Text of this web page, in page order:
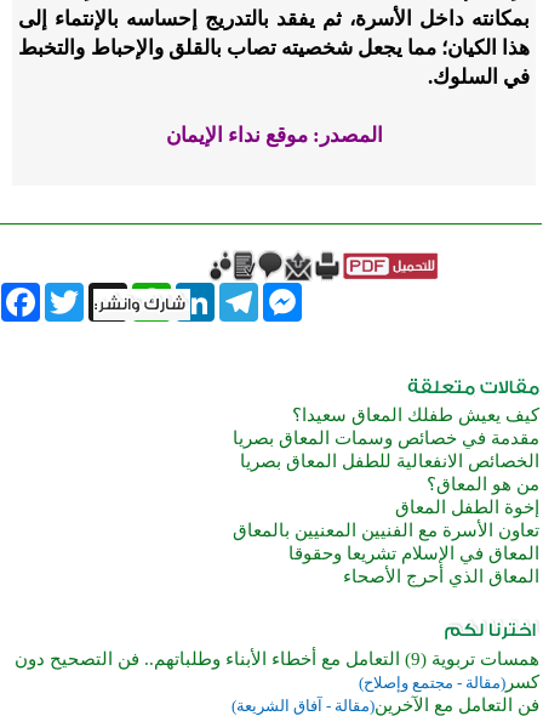
بمكانته داخل الأسرة، ثم يفقد بالتدريج إحساسه بالإنتماء إلى
هذا الكيان؛ مما يجعل شخصيته تصاب بالقلق والإحباط والتخبط
في السلوك.
المصدر: موقع نداء الإيمان
Twitter X
WhatsAppLinkedInTelegram
Messenger
كيف يعيش طفلك المعاق سعيدا؟
مقدمة في خصائص وسمات المعاق بصريا
الخصائص الانفعالية للطفل المعاق بصريا
من هو المعاق؟
إخوة الطفل المعاق
تعاون الأسرة مع الفنيين المعنيين بالمعاق
المعاق في الإسلام تشريعا وحقوقا
المعاق الذي أحرج الأصحاء
همسات تربوية (9) التعامل مع أخطاء الأبناء وطلباتهم.. فن التصحيح دون
كسر (مقالة - مجتمع وإصلاح)
فن التعامل مع الآخرين(مقالة - آفاق الشريعة)